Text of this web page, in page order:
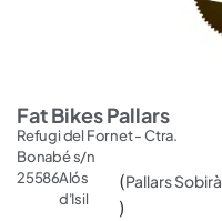
Fat Bikes Pallars
Refugi del Fornet - Ctra.
Bonabé s/n
25586Alós
d'Isil
(Pallars Sobirà
)